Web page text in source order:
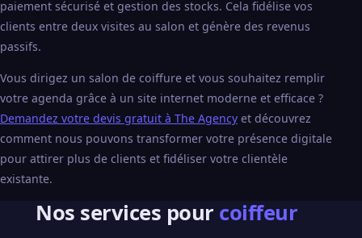
paiement sécurisé et gestion des stocks. Cela fidélise vos
clients entre deux visites au salon et génère des revenus
passifs.
Vous dirigez un salon de coiffure et vous souhaitez remplir
votre agenda grâce à un site internet moderne et efficace ?
Demandez votre devis gratuit à The Agency et découvrez
comment nous pouvons transformer votre présence digitale
pour attirer plus de clients et fidéliser votre clientèle
existante.
Nos services pour coiffeur